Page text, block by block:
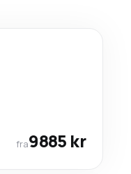
fra9885 kr